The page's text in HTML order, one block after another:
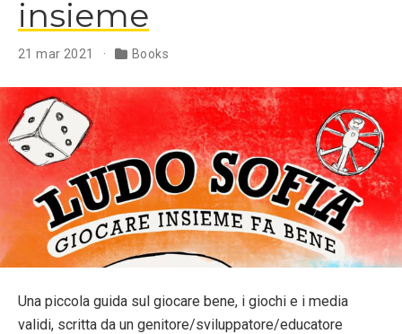
insieme
21 mar 2021 Books
Una piccola guida sul giocare bene, i giochi e i media
validi, scritta da un genitore/sviluppatore/educatore